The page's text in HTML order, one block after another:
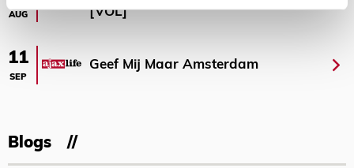
AUG
[VOL]
11
SEP
Geef Mij Maar Amsterdam
Blogs